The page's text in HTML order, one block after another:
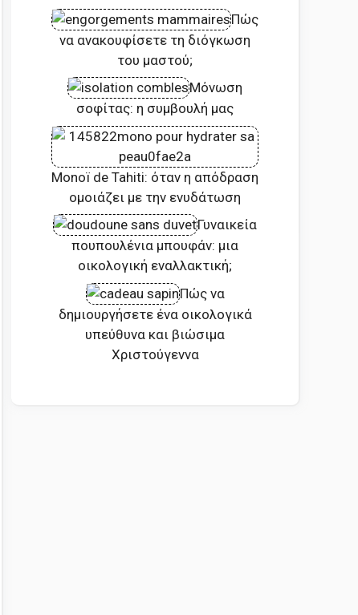
Πώς
να ανακουφίσετε τη διόγκωση
του μαστού;
Μόνωση
σοφίτας: η συμβουλή μας
Monoï de Tahiti: όταν η απόδραση
ομοιάζει με την ενυδάτωση
Γυναικεία
πουπουλένια μπουφάν: μια
οικολογική εναλλακτική;
Πώς να
δημιουργήσετε ένα οικολογικά
υπεύθυνα και βιώσιμα
Χριστούγεννα